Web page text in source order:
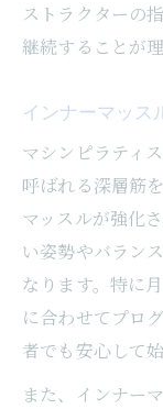
ストラクターの
継続することが
インナーマッス
マシンピラティ
呼ばれる深層筋
マッスルが強化
い姿勢やバラン
なります。特に
に合わせてプロ
者でも安心して
また、インナー